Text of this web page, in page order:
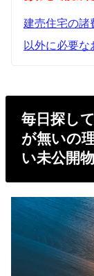
建売住宅の諸
以外に必要な
毎日探し
が無いの
い未公開